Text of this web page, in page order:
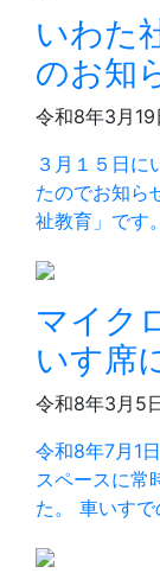
いわた
のお知
令和8年3月19
３月１５日に
たのでお知ら
祉教育」です
マイク
いす席
令和8年3月5
令和8年7月1
スペースに常
た。 車いす